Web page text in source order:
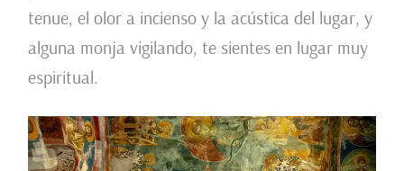
tenue, el olor a incienso y la acústica del lugar, y
alguna monja vigilando, te sientes en lugar muy
espiritual.